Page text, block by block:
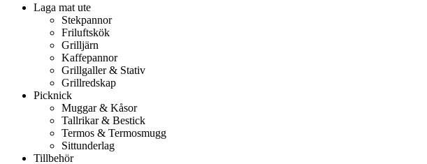
Laga mat ute
Stekpannor
Friluftskök
Grilljärn
Kaffepannor
Grillgaller & Stativ
Grillredskap
Picknick
Muggar & Kåsor
Tallrikar & Bestick
Termos & Termosmugg
Sittunderlag
Tillbehör